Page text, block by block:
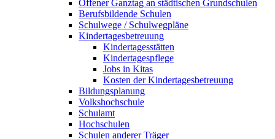
Offener Ganztag an städtischen Grundschulen
Berufsbildende Schulen
Schulwege / Schulwegpläne
Kindertagesbetreuung
Kindertagesstätten
Kindertagespflege
Jobs in Kitas
Kosten der Kindertagesbetreuung
Bildungsplanung
Volkshochschule
Schulamt
Hochschulen
Schulen anderer Träger